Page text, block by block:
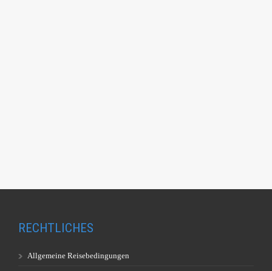
RECHTLICHES
Allgemeine Reisebedingungen